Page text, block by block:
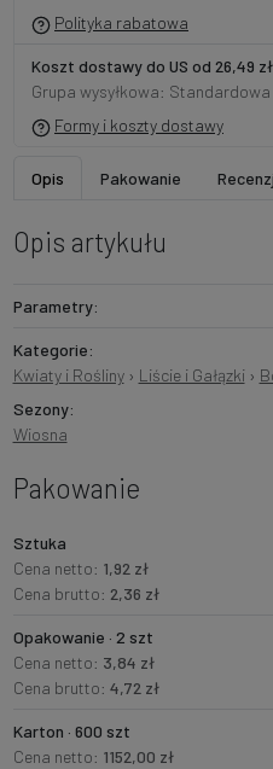
Polityka rabatowa
Koszt dostawy do US od 26,49 zł
Grupa wysyłkowa: Standardowa
Formy i koszty dostawy
Opis Pakowanie
Opis artykułu
Parametry:
Kategorie:
Kwiaty i Rośliny› Liście i Gałązki›
Sezony:
Wiosna
Pakowanie
Sztuka
Cena netto: 1,92 zł
Cena brutto: 2,36 zł
Opakowanie · 2 szt
Cena netto: 3,84 zł
Cena brutto: 4,72 zł
Karton · 600 szt
Cena netto: 1152,00 zł